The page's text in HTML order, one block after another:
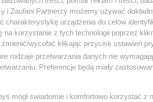
delikatnie
i Zaufani Partnerzy możemy używać
charakterystykę urządzenia do celów
korzystanie z tych technologii poprzez
wycofać klikając przycisk ustawień
rodzaje przetwarzania danych nie
Preferencje będą miały
mógł świadomie i komfortowo korzystać z